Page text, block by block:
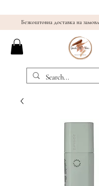
Безкоштовна доставка на